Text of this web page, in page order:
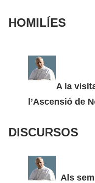
HOMILÍES
A la
l’Ascensió de
DISCURSOS
Als